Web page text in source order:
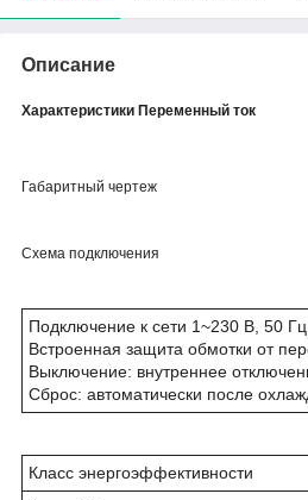
Описание
Характеристики Переменный ток
Габаритный чертеж
Схема подключения
Подключение к сети 1~230 В, 50 Гц
Встроенная защита обмотки от
Выключение: внутреннее
Сброс: автоматически после
Класс энергоэффективности